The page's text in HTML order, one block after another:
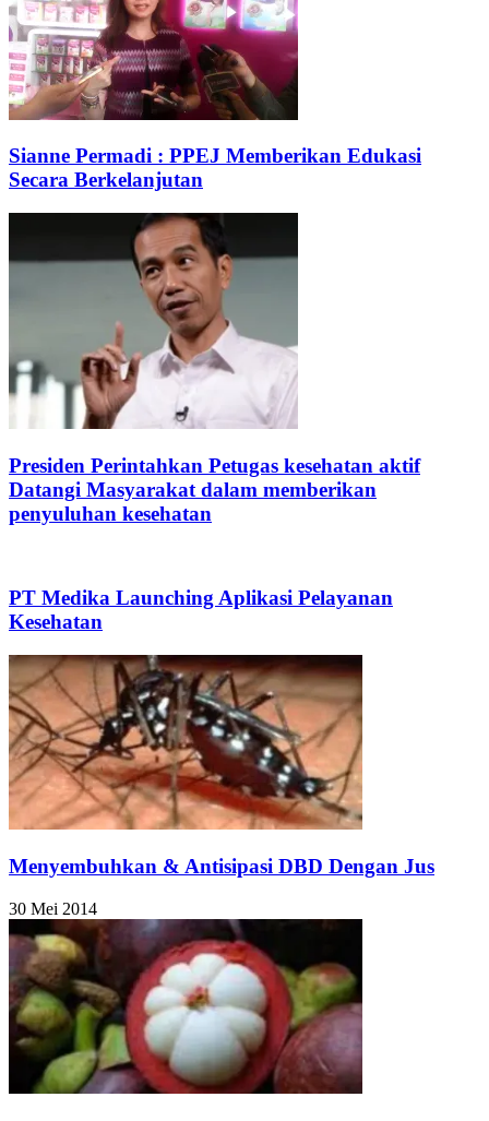
Sianne Permadi : PPEJ Memberikan Edukasi
Secara Berkelanjutan
Presiden Perintahkan Petugas kesehatan aktif
Datangi Masyarakat dalam memberikan
penyuluhan kesehatan
PT Medika Launching Aplikasi Pelayanan
Kesehatan
Menyembuhkan & Antisipasi DBD Dengan Jus
30 Mei 2014